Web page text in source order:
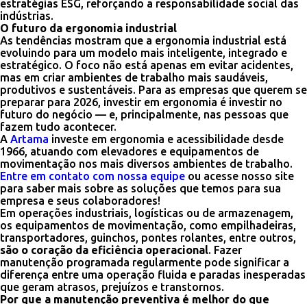
estratégias ESG, reforçando a responsabilidade social das
indústrias.
O futuro da ergonomia industrial
As tendências mostram que a ergonomia industrial está
evoluindo para um modelo mais inteligente, integrado e
estratégico. O foco não está apenas em evitar acidentes,
mas em criar ambientes de trabalho mais saudáveis,
produtivos e sustentáveis. Para as empresas que querem se
preparar para 2026, investir em ergonomia é investir no
futuro do negócio — e, principalmente, nas pessoas que
fazem tudo acontecer.
A Artama investe em ergonomia e acessibilidade desde
1966, atuando com elevadores e equipamentos de
movimentação nos mais diversos ambientes de trabalho.
Entre em contato com nossa equipe ou acesse nosso site
para saber mais sobre as soluções que temos para sua
empresa e seus colaboradores!
Em operações industriais, logísticas ou de armazenagem,
os equipamentos de movimentação, como empilhadeiras,
transportadores, guinchos, pontes rolantes, entre outros,
são o coração da eficiência operacional. Fazer
manutenção programada regularmente pode significar a
diferença entre uma operação fluida e paradas inesperadas
que geram atrasos, prejuízos e transtornos.
Por que a manutenção preventiva é melhor do que